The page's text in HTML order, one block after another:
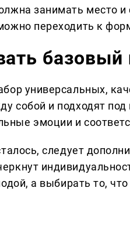
занимать место
переходить к
базовый
универсальных,
собой и подходят
эмоции и
следует
а выбирать то,